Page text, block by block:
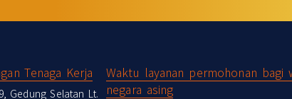
Tenaga Kerja
Gedung Selatan Lt.
Waktu layanan permohonan bagi
negara asing